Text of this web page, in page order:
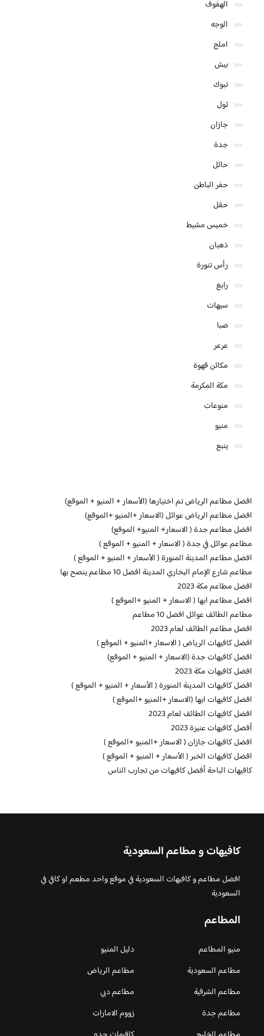
الهفوف
الوجه
املج
بيش
تبوك
ثول
جازان
جدة
حائل
حفر الباطن
حقل
خميس مشيط
ذهبان
رأس تنورة
رابغ
سيهات
ضبا
عرعر
مكائن قهوة
مكة المكرمة
منوعات
منيو
ينبع
افضل مطاعم الرياض تم اختيارها (الأسعار + المنيو + الموقع)
افضل مطاعم الرياض عوائل (الاسعار +المنيو +الموقع)
افضل مطاعم جدة ( الاسعار+ المنيو+ الموقع)
مطاعم عوائل في جدة ( الاسعار + المنيو + الموقع )
افضل مطاعم المدينة المنورة ( الأسعار + المنيو + الموقع )
مطاعم شارع الإمام البخاري المدينة افضل 10 مطاعم ينصح بها
افضل مطاعم مكة 2023
افضل مطاعم ابها ( الاسعار + المنيو +الموقع )
مطاعم الطائف عوائل افضل 10 مطاعم
افضل مطاعم الطائف لعام 2023
افضل كافيهات الرياض ( الاسعار +المنيو + الموقع )
افضل كافيهات جدة (الاسعار + المنيو + الموقع)
افضل كافيهات مكة 2023
افضل كافيهات المدينة المنورة ( الأسعار + المنيو + الموقع )
افضل كافيهات ابها (الاسعار +المنيو +الموقع )
افضل كافيهات الطائف لعام 2023
أفضل كافيهات عنيزة 2023
افضل كافيهات جازان ( الاسعار +المنيو +الموقع )
افضل كافيهات الخبر ( الأسعار + المنيو + الموقع )
كافيهات الباحة أفضل كافيهات من تجارب الناس
كافيهات و مطاعم السعودية
افضل مطاعم و كافيهات السعودية في موقع واحد مطعم او كافي في
السعودية
المطاعم
منيو المطاعم
دليل المنيو
مطاعم السعودية
مطاعم الرياض
مطاعم الشرقية
مطاعم دبي
مطاعم جدة
زووم الامارات